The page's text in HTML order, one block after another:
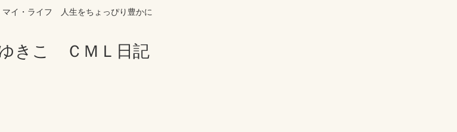
マイ・ライフ 人生をちょっぴり豊かに
きこ ＣＭＬ日記